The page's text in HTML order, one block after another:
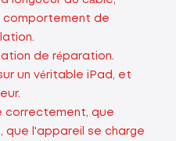
comportement de
de réparation.
un véritable iPad, et
correctement, que
que l'appareil se charge